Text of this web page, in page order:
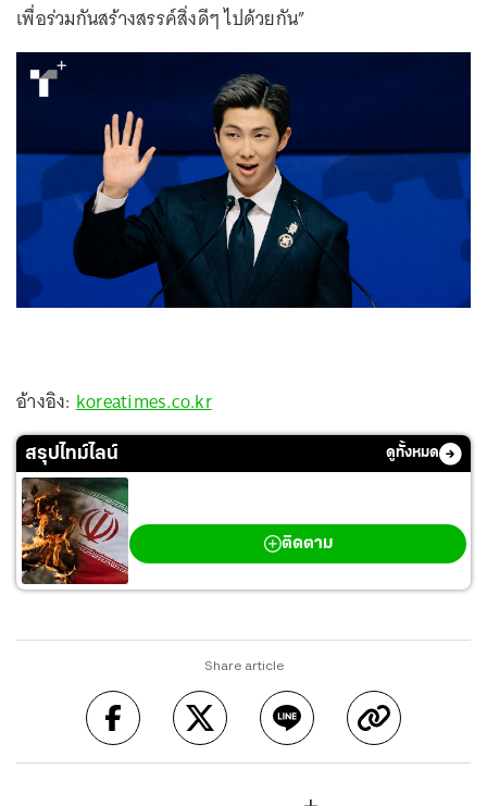
เพื่อร่วมกันสร้างสรรค์สิ่งดีๆ ไปด้วยกัน”
อ้างอิง:koreatimes.co.kr
สรุปไทม์ไลน์ ดูทั้งหมด
ติดตาม
Share article